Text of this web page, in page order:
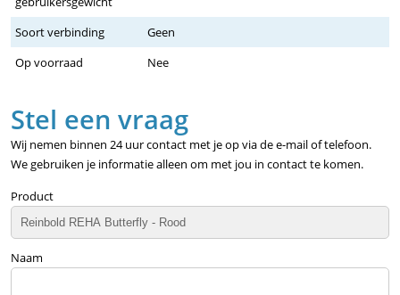
Soort verbinding
Geen
Op voorraad
Nee
Stel een vraag
Wij nemen binnen 24 uur contact met je op via de e-mail of telefoon.
We gebruiken je informatie alleen om met jou in contact te komen.
Product
Naam